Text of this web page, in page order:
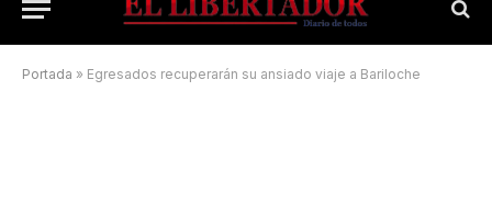
Portada » Egresados recuperarán su ansiado viaje a Bariloche